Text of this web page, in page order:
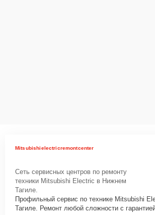
Mitsubishielectricremontcenter
Сеть сервисных центров по ремонту
техники Mitsubishi Electric в Нижнем
Тагиле.
Профильный сервис по технике Mitsubishi
Тагиле. Ремонт любой сложности с